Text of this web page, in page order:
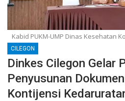
Kabid PUKM-UMP Dinas Kesehatan
CILEGON
Dinkes Cilegon Gelar
Penyusunan
Kontijensi